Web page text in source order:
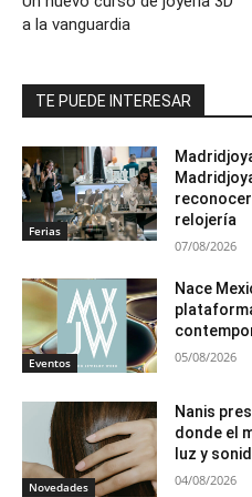
a la vanguardia
TE PUEDE INTERESAR
Ferias
relojería
07/08/2026
Eventos
Nace
05/08/2026
Novedades
Nanis
donde el
luz y
04/08/2026